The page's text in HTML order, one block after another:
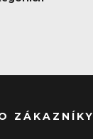
ZÁKAZNÍKY